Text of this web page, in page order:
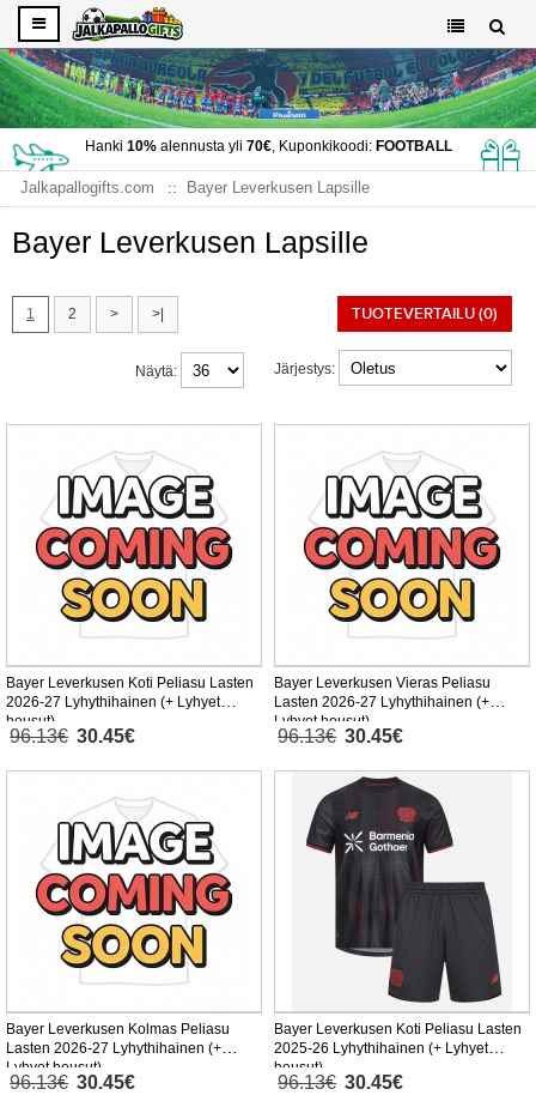
Hanki 10%alennusta yli 70€, Kuponkikoodi: FOOTBALL
Jalkapallogifts.com Bayer Leverkusen Lapsille
Bayer Leverkusen Lapsille
1 2 > >| TUOTEVERTAILU (0)
Järjestys:
Näytä:
Bayer Leverkusen Koti Peliasu Lasten
2026-27 Lyhythihainen (+ Lyhyet
housut)
96.13€ 30.45€
Bayer Leverkusen Vieras Peliasu
Lasten 2026-27 Lyhythihainen (+
Lyhyet housut)
96.13€ 30.45€
Bayer Leverkusen Kolmas Peliasu
Lasten 2026-27 Lyhythihainen (+
Lyhyet housut)
96.13€ 30.45€
Bayer Leverkusen Koti Peliasu Lasten
2025-26 Lyhythihainen (+ Lyhyet
housut)
96.13€ 30.45€